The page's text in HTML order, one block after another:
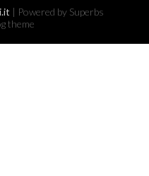
| Powered by Superbs
theme